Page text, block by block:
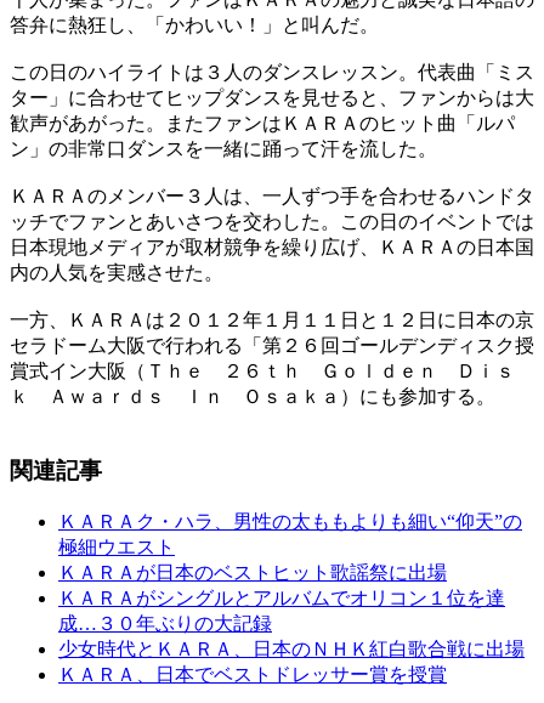
答弁に熱狂し、「かわいい！」と叫んだ。
この日のハイライトは３人のダンスレッスン。代表曲「ミス
ター」に合わせてヒップダンスを見せると、ファンからは大
歓声があがった。またファンはＫＡＲＡのヒット曲「ルパ
ン」の非常口ダンスを一緒に踊って汗を流した。
ＫＡＲＡのメンバー３人は、一人ずつ手を合わせるハンドタ
ッチでファンとあいさつを交わした。この日のイベントでは
日本現地メディアが取材競争を繰り広げ、ＫＡＲＡの日本国
内の人気を実感させた。
一方、ＫＡＲＡは２０１２年１月１１日と１２日に日本の京
セラドーム大阪で行われる「第２６回ゴールデンディスク授
賞式イン大阪（Ｔｈｅ ２６ｔｈ Ｇｏｌｄｅｎ Ｄｉｓ
ｋ Ａｗａｒｄｓ Ｉｎ Ｏｓａｋａ）にも参加する。
関連記事
ＫＡＲＡク・ハラ、男性の太ももよりも細い“仰天”の
極細ウエスト
ＫＡＲＡが日本のベストヒット歌謡祭に出場
ＫＡＲＡがシングルとアルバムでオリコン１位を達
成…３０年ぶりの大記録
少女時代とＫＡＲＡ、日本のＮＨＫ紅白歌合戦に出場
ＫＡＲＡ、日本でベストドレッサー賞を授賞